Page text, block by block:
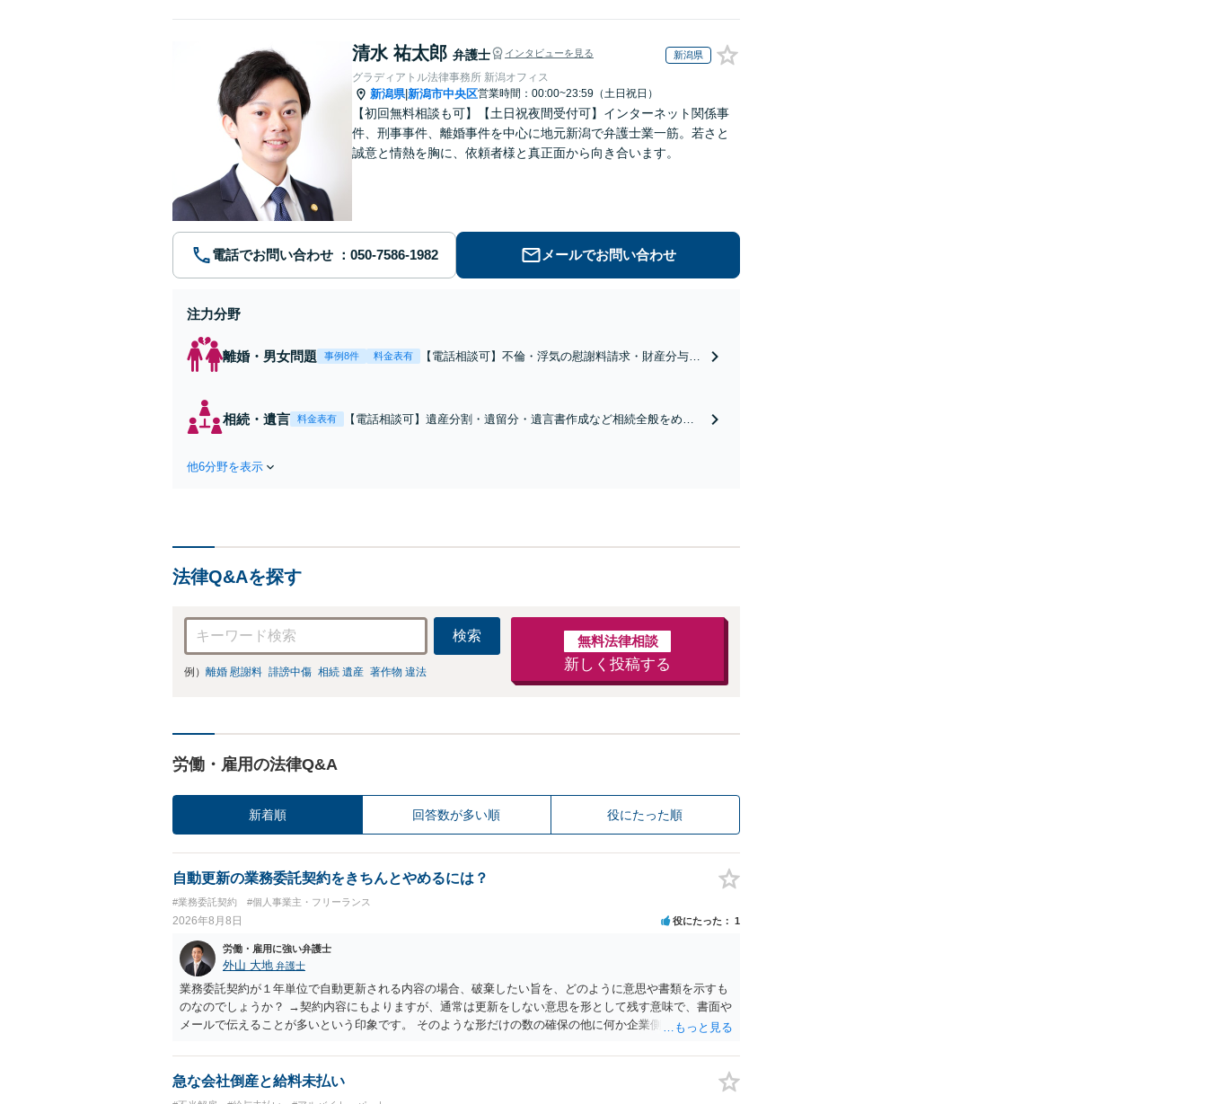
清水 祐太郎 弁護士 インタビューを見る 新潟県
グラディアトル法律事務所 新潟オフィス
新潟県|新潟市中央区営業時間：00:00~23:59（土日祝日）
【初回無料相談も可】【土日祝夜間受付可】インターネット関係事
件、刑事事件、離婚事件を中心に地元新潟で弁護士業一筋。若さと
誠意と情熱を胸に、依頼者様と真正面から向き合います。
電話でお問い合わせ メールでお問い合わせ
注力分野
離婚・男女問題 事例8件 料金表有
【電話相談可】不倫・浮気の慰謝料請求・財産分与・
相続・遺言 料金表有
【電話相談可】遺産分割・遺留分・遺言書作成など相続全般をめぐ
他6分野を表示
法律Q&Aを探す
検索
例） 離婚 慰謝料 誹謗中傷 相続 遺産 著作物 違法
無料法律相談
新しく投稿する
労働・雇用の法律Q&A
新着順 回答数が多い順 役にたった順
自動更新の業務委託契約をきちんとやめるには？
#業務委託契約 #個人事業主・フリーランス
2026年8月8日 役にたった 1
労働・雇用に強い弁護士
外山 大地 弁護士
業務委託契約が１年単位で自動更新される内容の場合、破棄したい旨を、どのように意思や書類を示すも
のなのでしょうか？ →契約内容にもよりますが、通常は更新をしない意思を形として残す意味で、書面や
メールで伝えることが多いという印象です。 そのような形だけの数の確保の他に何か企業側にメリットが
あれば、自動更新で契約が延長されると、企業側は報酬を支払う義務を負うことになるので（ご質問者様
も業務を提供する義務を負う）、放置をすることは望ましい状態ではないと思料いたします。
急な会社倒産と給料未払い